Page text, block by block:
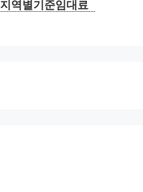
지역별기준임대료